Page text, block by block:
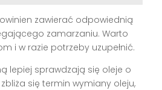
zawierać odpowiednią
zamarzaniu. Warto
i w razie potrzeby uzupełnić.
lepiej sprawdzają się oleje o
się termin wymiany oleju,